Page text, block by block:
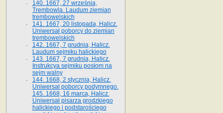
140. 1667, 27 września,
Trembowla. Laudum ziemian
trembowelskich
141. 1667, 20 listopada, Halicz.
Uniwersał poborcy do ziemian
trembowelskich
142. 1667, 7 grudnia, Halicz.
Laudum sejmiku halickiego
143. 1667, 7 grudnia, Halicz.
Instrukcya sejmiku posłom na
sejm walny
144. 1668, 2 stycznia, Halicz.
Uniwersał poborcy podymnego.
145. 1668, 16 marca, Halicz.
Uniwersał pisarza grodzkiego
halickiego i podstarościego